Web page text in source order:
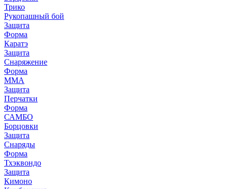
Трико
Рукопашный бой
Защита
Форма
Каратэ
Защита
Снаряжение
Форма
ММА
Защита
Перчатки
Форма
САМБО
Борцовки
Защита
Снаряды
Форма
Тхэквондо
Защита
Кимоно